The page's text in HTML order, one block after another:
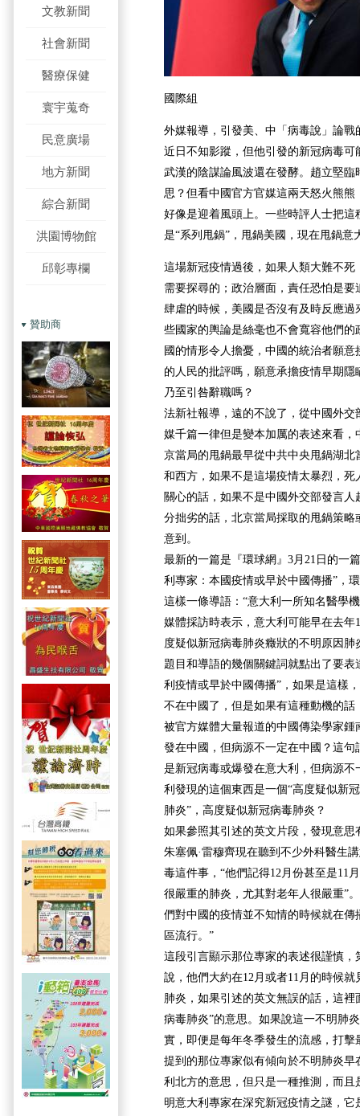
文教新聞
社會新聞
醫療保健
寰宇蒐奇
民意廣場
地方新聞
綜合新聞
洪園博物館
邱彰專欄
贊助商
國際組
外媒報導，引發美、中「病毒說」論
近日不知影蹤，但他引發的新冠病毒可
武漢的陰謀論風波還在發酵。趙立堅
思？但看中國官方官媒這兩天怒火熊
好像是迎着風頭上。一些時評人士把這
是“系列甩鍋”，甩鍋美國，現在甩鍋意
這場新冠疫情過後，如果人類大難不
需要探尋的；政治層面，責任恐怕是
肆虐的時候，美國是否沒有及時反應
些國家的輿論是絲毫也不會寬容他們
國的情形令人擔憂，中國的統治者願
的人民的批評嗎，願意承擔疫情早期
乃至引咎辭職嗎？
法新社報導， 遠的不說了，從中國外
媒千篇一律但是變本加厲的表述來看
京當局的甩鍋最早從中共中央甩鍋湖
和西方，如果不是這場疫情太暴烈，
關心的話，如果不是中國外交部發言
分拙劣的話，北京當局採取的甩鍋策
意到。
最新的一篇是『環球網』3月21日的一
利專家：本國疫情或早於中國傳播”，
這樣一條導語：“意大利一所知名醫學
媒體採訪時表示，意大利可能早在去年
度疑似新冠病毒肺炎癥狀的不明原因肺
題目和導語的幾個關鍵詞就點出了要表
利疫情或早於中國傳播”，如果是這樣
不在中國了，但是如果有這種動機的
被官方媒體大量報道的中國傳染學家
發在中國，但病源不一定在中國？這
是新冠病毒或爆發在意大利，但病源
利發現的這個東西是一個“高度疑似新
肺炎”，高度疑似新冠病毒肺炎？
如果參照其引述的英文片段，發現意
朱塞佩·雷穆齊現在聽到不少外科醫生
毒這件事，“他們記得12月份甚至是11
很嚴重的肺炎，尤其對老年人很嚴重”
們對中國的疫情並不知情的時候就在
區流行。”
這段引言顯示那位專家的表述很謹慎
說，他們大約在12月或者11月的時候
肺炎，如果引述的英文無誤的話，這裡
病毒肺炎”的意思。如果說這一不明肺
實，即便是每年冬季發生的流感，打
提到的那位專家似有傾向於不明肺炎早
利北方的意思，但只是一種推測，而且
明意大利專家在深究新冠疫情之謎，